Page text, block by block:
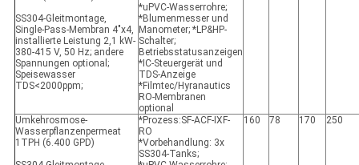
SS304-Gleitmontage,
Single-Pass-Membran 4"x4,
installierte Leistung 2,1 kW-
380-415 V, 50 Hz; andere
Spannungen optional;
Speisewasser
TDS<2000ppm;
*uPVC-Wasserrohre;
*Blumenmesser und
Manometer; *LP&HP-
Schalter;
Betriebsstatusanzeigen
*IC-Steuergerät und
TDS-Anzeige
*Filmtec/Hyranautics
RO-Membranen
optional
Umkehrosmose-
Wasserpflanzenpermeat
1TPH (6.400 GPD)
*Prozess:SF-ACF-IXF-
RO
*Vorbehandlung: 3x
SS304-Tanks;
160 78 170 250